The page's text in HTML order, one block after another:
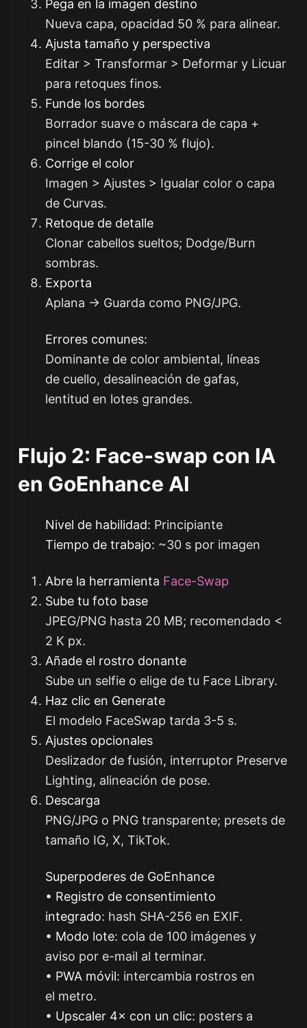
Pega en la imagen destino
Nueva capa, opacidad 50 % para alinear.
Ajusta tamaño y perspectiva
Editar > Transformar > Deformar y Licuar
para retoques finos.
Funde los bordes
Borrador suave o máscara de capa +
pincel blando (15-30 % flujo).
Corrige el color
Imagen > Ajustes > Igualar color o capa
de Curvas.
Retoque de detalle
Clonar cabellos sueltos; Dodge/Burn
sombras.
Exporta
Aplana → Guarda como PNG/JPG.
Errores comunes:
Dominante de color ambiental, líneas
de cuello, desalineación de gafas,
lentitud en lotes grandes.
Flujo 2: Face-swap con IA
en GoEnhance AI
Nivel de habilidad: Principiante
Tiempo de trabajo: ~30 s por imagen
Abre la herramienta Face-Swap
Sube tu foto base
JPEG/PNG hasta 20 MB; recomendado <
2 K px.
Añade el rostro donante
Sube un selfie o elige de tu Face Library.
Haz clic en Generate
El modelo FaceSwap tarda 3-5 s.
Ajustes opcionales
Deslizador de fusión, interruptor Preserve
Lighting, alineación de pose.
Descarga
PNG/JPG o PNG transparente; presets de
tamaño IG, X, TikTok.
Superpoderes de GoEnhance
• Registro de consentimiento
integrado: hash SHA-256 en EXIF.
• Modo lote: cola de 100 imágenes y
aviso por e-mail al terminar.
• PWA móvil: intercambia rostros en
el metro.
• Upscaler 4× con un clic: posters a